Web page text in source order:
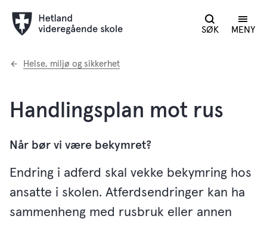
SØK MENY
Du
Helse, miljø og sikkerhet
Handlingsplan mot rus
Når bør vi være bekymret?
Endring i adferd skal vekke bekymring hos
ansatte i skolen. Atferdsendringer kan ha
sammenheng med rusbruk eller annen